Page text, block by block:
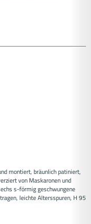
montiert, bräunlich patiniert,
von Maskaronen und
s-förmig geschwungene
leichte Altersspuren, H 95